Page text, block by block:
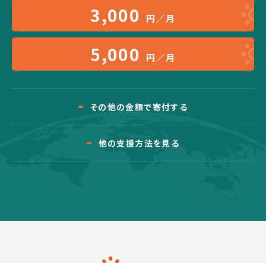
3,000 円／月
5,000 円／月
その他の金額で寄付する
他の支援方法を見る